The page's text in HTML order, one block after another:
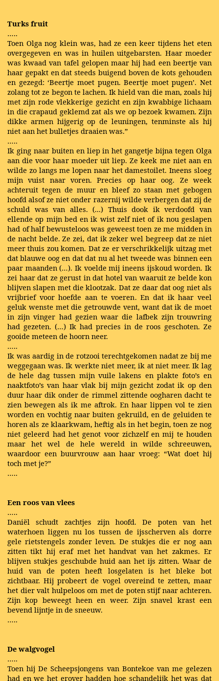
Turks fruit
…..
Toen Olga nog klein was, had ze een keer tijdens het eten
overgegeven en was in huilen uitgebarsten. Haar moeder
was kwaad van tafel gelopen maar hij had een beertje van
haar gepakt en dat steeds buigend boven de kots gehouden
en gezegd: ‘Beertje moet pugen. Beertje moet pugen’. Net
zolang tot ze begon te lachen. Ik hield van die man, zoals hij
met zijn rode vlekkerige gezicht en zijn kwabbige lichaam
in die crapaud geklemd zat als we op bezoek kwamen. Zijn
dikke armen hijgerig op de leuningen, tenminste als hij
niet aan het bulletjes draaien was.”
…..
Ik ging naar buiten en liep in het gangetje bijna tegen Olga
aan die voor haar moeder uit liep. Ze keek me niet aan en
wilde zo langs me lopen naar het damestoilet. Ineens sloeg
mijn vuist naar voren. Precies op haar oog. Ze week
achteruit tegen de muur en bleef zo staan met gebogen
hoofd alsof ze niet onder razernij wilde verbergen dat zij de
schuld was van alles. (...) Thuis dook ik verdoofd van
ellende op mijn bed en ik wist zelf niet of ik nou geslapen
had of half bewusteloos was geweest toen ze me midden in
de nacht belde. Ze zei, dat ik zeker wel begreep dat ze niet
meer thuis zou komen. Dat ze er verschrikkelijk uitzag met
dat blauwe oog en dat dat nu al het tweede was binnen een
paar maanden (…). Ik voelde mij ineens ijskoud worden. Ik
zei haar dat ze gerust in dat hotel van waaruit ze belde kon
blijven slapen met die klootzak. Dat ze daar dat oog niet als
vrijbrief voor hoefde aan te voeren. En dat ik haar veel
geluk wenste met die getrouwde vent, want dat ik de moet
in zijn vinger had gezien waar die lafbek zijn trouwring
had gezeten. (…) Ik had precies in de roos geschoten. Ze
gooide meteen de hoorn neer.
…..
Ik was aardig in de rotzooi terechtgekomen nadat ze bij me
weggegaan was. Ik werkte niet meer, ik at niet meer. Ik lag
de hele dag tussen mijn vuile lakens en plakte foto’s en
naaktfoto’s van haar vlak bij mijn gezicht zodat ik op den
duur haar dik onder de rimmel zittende oogharen dacht te
zien bewegen als ik me aftrok. En haar lippen vol te zien
worden en vochtig naar buiten gekruild, en de geluiden te
horen als ze klaarkwam, heftig als in het begin, toen ze nog
niet geleerd had het genot voor zichzelf en mij te houden
maar het wel de hele wereld in wilde schreeuwen,
waardoor een buurvrouw aan haar vroeg: “Wat doet hij
toch met je?”
…..
Een roos van vlees
…..
Daniël schudt zachtjes zijn hoofd. De poten van het
waterhoen liggen nu los tussen de ijsscherven als dorre
gele rietstengels zonder leven. De stukjes die er nog aan
zitten tikt hij eraf met het handvat van het zakmes. Er
blijven stukjes geschubde huid aan het ijs zitten. Waar de
huid van de poten heeft losgelaten is het bleke bot
zichtbaar. Hij probeert de vogel overeind te zetten, maar
het dier valt hulpeloos om met de poten stijf naar achteren.
Zijn kop beweegt heen en weer. Zijn snavel krast een
bevend lijntje in de sneeuw.
…..
De walgvogel
…..
Toen hij De Scheepsjongens van Bontekoe van me gelezen
had en we het erover hadden hoe schandelijk het was dat